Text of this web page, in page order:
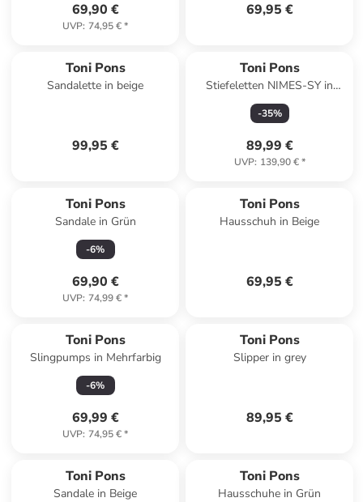
69,90 €
UVP: 74,95 €*
69,95 €
Toni Pons
Sandalette in beige
99,95 €
Toni Pons
Stiefeletten NIMES-SY in
braun
-35%
89,99 €
UVP: 139,90 €*
Toni Pons
Sandale in Grün
-6%
69,90 €
UVP: 74,99 €*
Toni Pons
Hausschuh in Beige
69,95 €
Toni Pons
Slingpumps in Mehrfarbig
-6%
69,99 €
UVP: 74,95 €*
Toni Pons
Slipper in grey
89,95 €
Toni Pons
Sandale in Beige
Toni Pons
Hausschuhe in Grün